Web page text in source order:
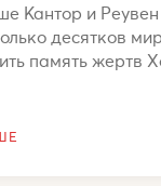
Кантор и
десятков
память жертв